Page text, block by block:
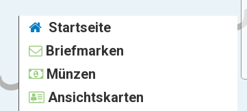
Startseite
Briefmarken
Münzen
Ansichtskarten